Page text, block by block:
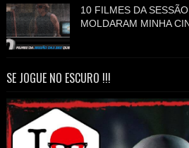
10 FILMES DA
MOLDARAM MINHA
SE JOGUE NO ESCURO !!!